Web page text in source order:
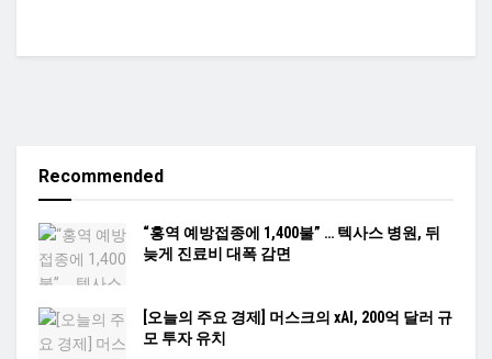
Recommended
“홍역 예방접종에 1,400불” … 텍사스 병원, 뒤
늦게 진료비 대폭 감면
[오늘의 주요 경제] 머스크의 xAI, 200억 달러 규
모 투자 유치